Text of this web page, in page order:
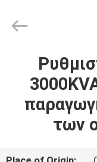
ΣΠΊΤΙ
ΠΡΟΪΌΝΤΑ
POWER
GROUP.
των